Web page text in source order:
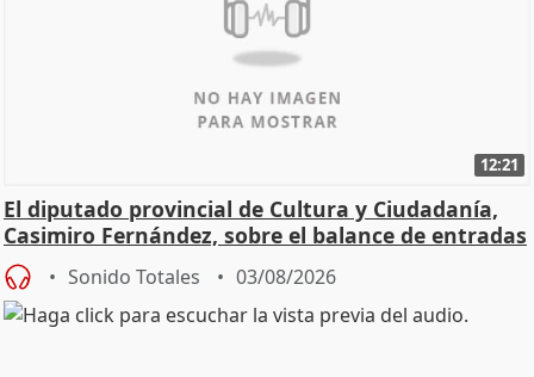
12:21
El diputado provincial de Cultura y Ciudadanía,
Casimiro Fernández, sobre el balance de entradas
Sonido Totales 03/08/2026